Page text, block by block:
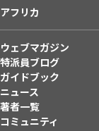
アフリカ
ウェブマガジン
特派員ブログ
ガイドブック
ニュース
著者一覧
コミュニティ